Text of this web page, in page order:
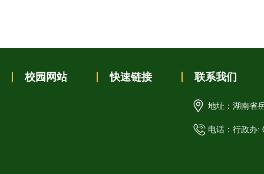
校园网站 快速链接 联系我们
地址：湖南省
电话：行政办